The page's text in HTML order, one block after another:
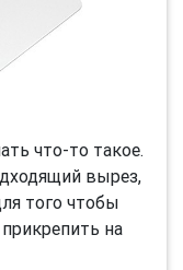
что-то такое.
вырез,
того чтобы
на